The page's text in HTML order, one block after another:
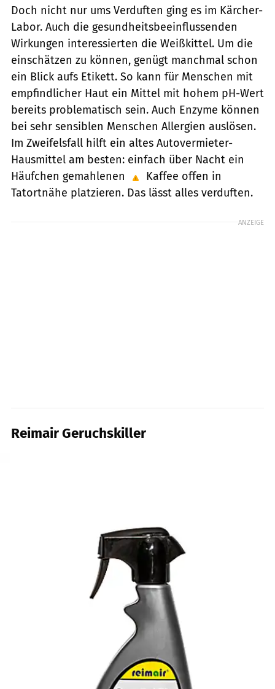
Doch nicht nur ums Verduften ging es im Kärcher-
Labor. Auch die gesundheitsbeeinflussenden
Wirkungen inte­r­essierten die Weißkittel. Um die
einschätzen zu können, genügt manchmal schon
ein Blick aufs Etikett. So kann für Menschen mit
empfindlicher Haut ein Mittel mit hohem pH-Wert
bereits problematisch sein. Auch Enzyme können
bei sehr sensiblen Menschen Allergien auslösen.
Im Zweifelsfall hilft ein altes Autovermieter-
Hausmittel am besten: einfach über Nacht ein
Häufchen gemahlenen
Kaffee offen in
Tatortnähe platzieren. Das lässt alles verduften.
ANZEIGE
Reimair Geruchskiller